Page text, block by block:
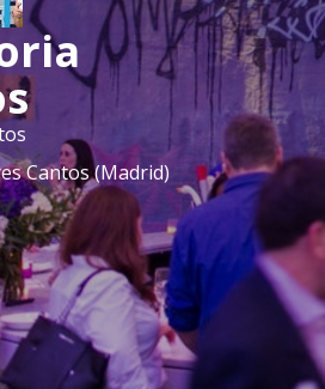
Cantos (Madrid)